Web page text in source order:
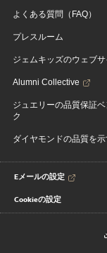
よくある質問（FAQ）
プレスルーム
ジェムキッズのウェブサ
Alumni Collective
ジュエリーの品質保証
ク
ダイヤモンドの品質を
Eメールの設定
Cookieの設定